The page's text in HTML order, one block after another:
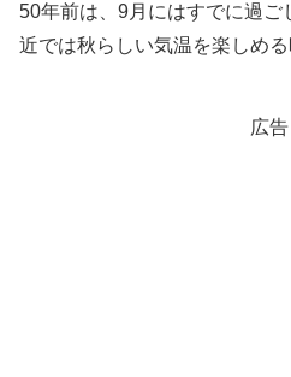
50年前は、9月にはすでに過ご
近では秋らしい気温を楽しめ
広告